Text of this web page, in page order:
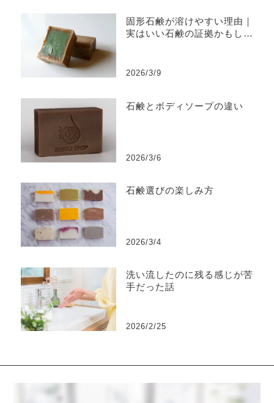
固形石鹸が溶けやすい理由｜
実はいい石鹸の証拠かもしれ
2026/3/9
石鹸とボディソープの違い
2026/3/6
石鹸選びの楽しみ方
2026/3/4
洗い流したのに残る感じが苦
手だった話
2026/2/25